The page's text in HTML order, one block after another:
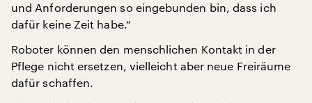
und Anforderungen so eingebunden bin, dass ich
dafür keine Zeit habe.“
Roboter können den menschlichen Kontakt in der
Pflege nicht ersetzen, vielleicht aber neue Freiräume
dafür schaffen.